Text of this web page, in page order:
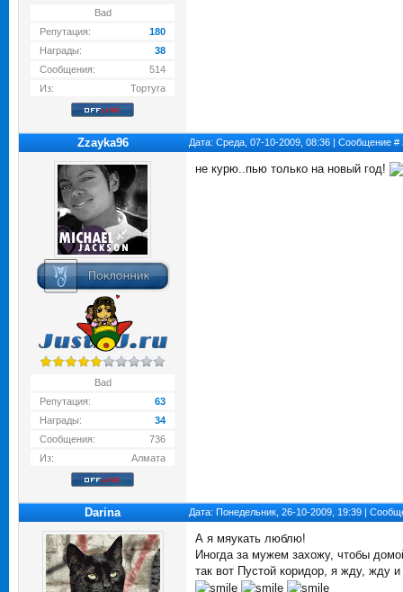
Bad
Репутация:
180
Награды:
38
Сообщения:
514
Из:
Тортуга
Zzayka96 Дата: Среда, 07-10-2009, 08:36 | Сообщение #
Bad
Репутация:
63
Награды:
34
Сообщения:
736
Из:
Алмата
не курю..пью только на новый год!
Darina Дата: Понедельник, 26-10-2009, 19:39 |
А я мяукать люблю!
Иногда за мужем захожу, чтобы
так вот Пустой коридор, я жду, жду